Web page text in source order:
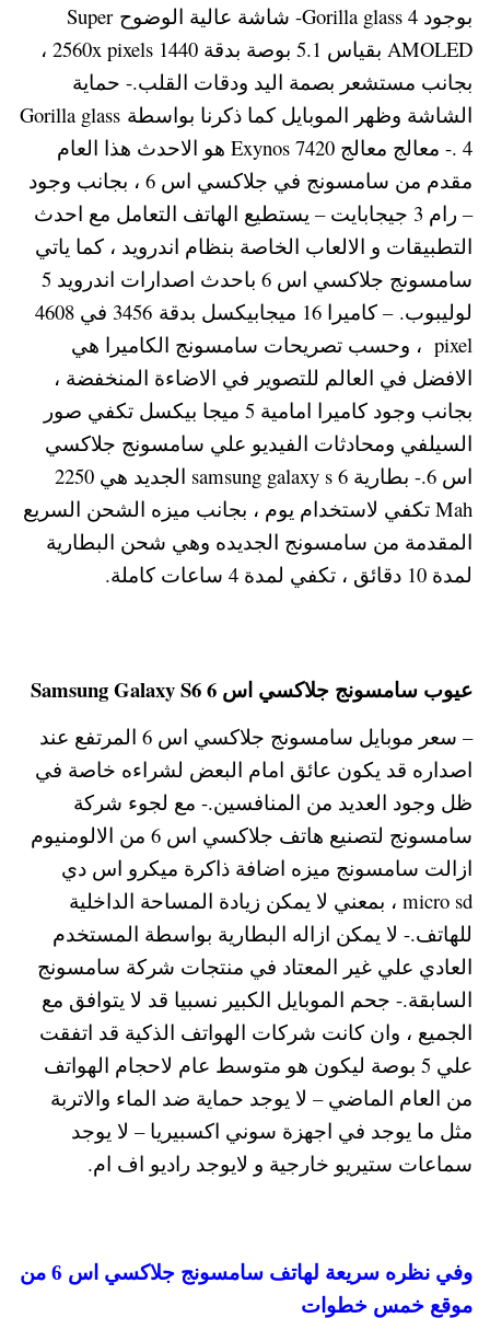
بوجود Gorilla glass 4- شاشة عالية الوضوح Super
AMOLED بقياس 5.1 بوصة بدقة 1440 2560x pixels ،
بجانب مستشعر بصمة اليد ودقات القلب.- حماية
الشاشة وظهر الموبايل كما ذكرنا بواسطة Gorilla glass
4 .- معالج معالج Exynos 7420 هو الاحدث هذا العام
مقدم من سامسونج في جلاكسي اس 6 ، بجانب وجود
– رام 3 جيجابايت – يستطيع الهاتف التعامل مع احدث
التطبيقات و الالعاب الخاصة بنظام اندرويد ، كما ياتي
سامسونج جلاكسي اس 6 باحدث اصدارات اندرويد 5
لوليبوب. – كاميرا 16 ميجابيكسل بدقة 3456 في 4608
pixel ، وحسب تصريحات سامسونج الكاميرا هي
الافضل في العالم للتصوير في الاضاءة المنخفضة ،
بجانب وجود كاميرا امامية 5 ميجا بيكسل تكفي صور
السيلفي ومحادثات الفيديو علي سامسونج جلاكسي
اس 6.- بطارية samsung galaxy s 6 الجديد هي 2250
Mah تكفي لاستخدام يوم ، بجانب ميزه الشحن السريع
المقدمة من سامسونج الجديده وهي شحن البطارية
لمدة 10 دقائق ، تكفي لمدة 4 ساعات كاملة.
عيوب سامسونج جلاكسي اس 6 Samsung Galaxy S6
– سعر موبايل سامسونج جلاكسي اس 6 المرتفع عند
اصداره قد يكون عائق امام البعض لشراءه خاصة في
ظل وجود العديد من المنافسين.- مع لجوء شركة
سامسونج لتصنيع هاتف جلاكسي اس 6 من الالومنيوم
ازالت سامسونج ميزه اضافة ذاكرة ميكرو اس دي
micro sd ، بمعني لا يمكن زيادة المساحة الداخلية
للهاتف.- لا يمكن ازاله البطارية بواسطة المستخدم
العادي علي غير المعتاد في منتجات شركة سامسونج
السابقة.- جحم الموبايل الكبير نسبيا قد لا يتوافق مع
الجميع ، وان كانت شركات الهواتف الذكية قد اتفقت
علي 5 بوصة ليكون هو متوسط عام لاحجام الهواتف
من العام الماضي – لا يوجد حماية ضد الماء والاتربة
مثل ما يوجد في اجهزة سوني اكسبيريا – لا يوجد
سماعات ستيريو خارجية و لايوجد راديو اف ام.
وفي نظره سريعة لهاتف سامسونج جلاكسي اس 6 من
موقع خمس خطوات